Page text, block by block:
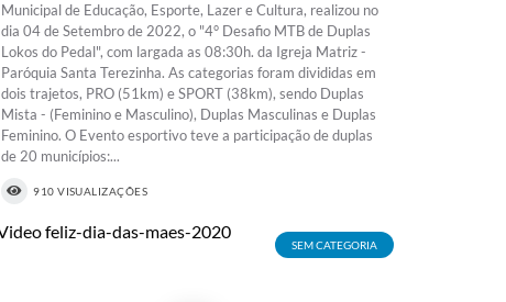
Municipal de Educação, Esporte, Lazer e Cultura, realizou no
dia 04 de Setembro de 2022, o "4° Desafio MTB de Duplas
Lokos do Pedal", com largada as 08:30h. da Igreja Matriz -
Paróquia Santa Terezinha. As categorias foram divididas em
dois trajetos, PRO (51km) e SPORT (38km), sendo Duplas
Mista - (Feminino e Masculino), Duplas Masculinas e Duplas
Feminino. O Evento esportivo teve a participação de duplas
de 20 municípios:...
910 VISUALIZAÇÕES
SEM CATEGORIA